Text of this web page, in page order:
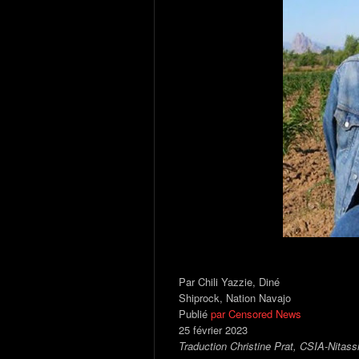
Par Chili Yazzie, Diné
Shiprock, Nation Navajo
Publié par Censored News
25 février 2023
Traduction Christine Prat, CSIA-